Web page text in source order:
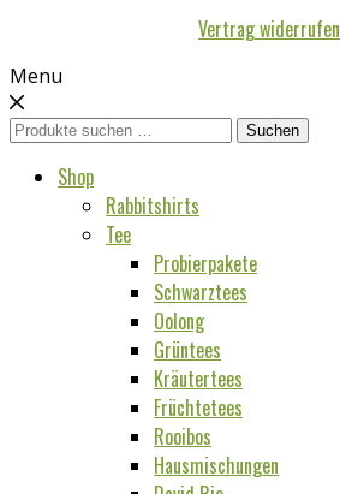
Vertrag widerrufen
Menu
Suchen
Suchen
Shop
Rabbitshirts
Tee
Probierpakete
Schwarztees
Oolong
Grüntees
Kräutertees
Früchtetees
Rooibos
Hausmischungen